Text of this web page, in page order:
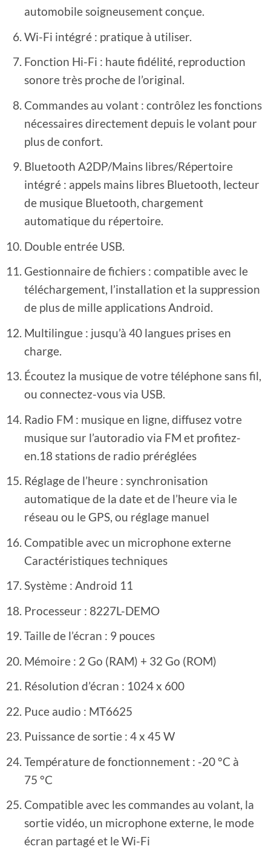
automobile soigneusement conçue.
Wi-Fi intégré : pratique à utiliser.
Fonction Hi-Fi : haute fidélité, reproduction
sonore très proche de l’original.
Commandes au volant : contrôlez les fonctions
nécessaires directement depuis le volant pour
plus de confort.
Bluetooth A2DP/Mains libres/Répertoire
intégré : appels mains libres Bluetooth, lecteur
de musique Bluetooth, chargement
automatique du répertoire.
Double entrée USB.
Gestionnaire de fichiers : compatible avec le
téléchargement, l’installation et la suppression
de plus de mille applications Android.
Multilingue : jusqu’à 40 langues prises en
charge.
Écoutez la musique de votre téléphone sans fil,
ou connectez-vous via USB.
Radio FM : musique en ligne, diffusez votre
musique sur l’autoradio via FM et profitez-
en.18 stations de radio préréglées
Réglage de l’heure : synchronisation
automatique de la date et de l’heure via le
réseau ou le GPS, ou réglage manuel
Compatible avec un microphone externe
Caractéristiques techniques
Système : Android 11
Processeur : 8227L-DEMO
Taille de l’écran : 9 pouces
Mémoire : 2 Go (RAM) + 32 Go (ROM)
Résolution d’écran : 1024 x 600
Puce audio : MT6625
Puissance de sortie : 4 x 45 W
Température de fonctionnement : -20 °C à
75 °C
Compatible avec les commandes au volant, la
sortie vidéo, un microphone externe, le mode
écran partagé et le Wi-Fi